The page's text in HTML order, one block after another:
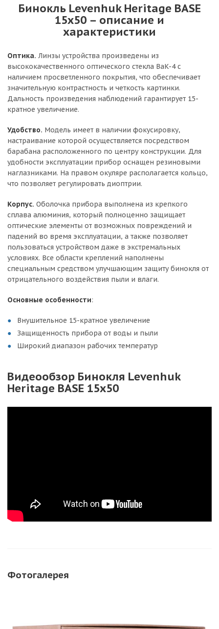
Бинокль Levenhuk Heritage BASE
15x50 – описание и
характеристики
Оптика. Линзы устройства произведены из
высококачественного оптического стекла BaK-4 с
наличием просветленного покрытия, что обеспечивает
значительную контрастность и четкость картинки.
Дальность произведения наблюдений гарантирует 15-
кратное увеличение.
Удобство. Модель имеет в наличии фокусировку,
настраивание которой осуществляется посредством
барабана расположенного по центру конструкции. Для
удобности эксплуатации прибор оснащен резиновыми
наглазниками. На правом окуляре располагается кольцо,
что позволяет регулировать диоптрии.
Корпус. Оболочка прибора выполнена из крепкого
сплава алюминия, который полноценно защищает
оптические элементы от возможных повреждений и
падений во время эксплуатации, а также позволяет
пользоваться устройством даже в экстремальных
условиях. Все области креплений наполнены
специальным средством улучшающим защиту бинокля от
отрицательного воздействия пыли и влаги.
Основные особенности:
Внушительное 15-кратное увеличение
Защищенность прибора от воды и пыли
Широкий диапазон рабочих температур
Видеообзор Бинокля Levenhuk
Heritage BASE 15x50
Фотогалерея